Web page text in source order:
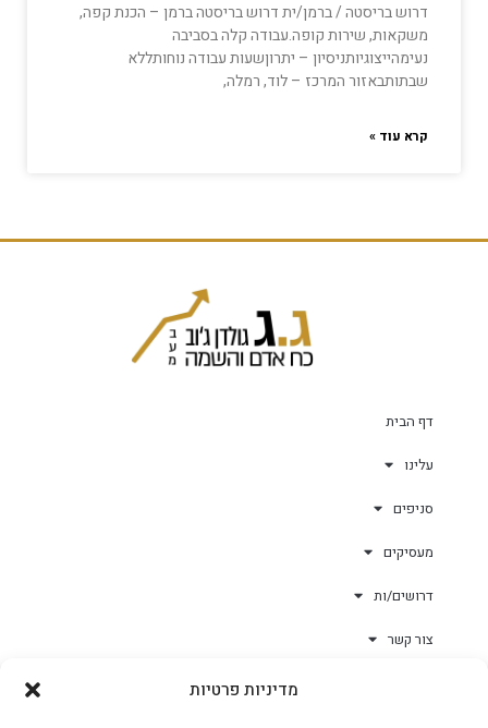
מדיניות פרטיות
דרוש בריסטה / ברמן/ית דרוש בריסטה ברמן – הכנת קפה,
משקאות, שירות קופה.עבודה קלה בסביבה
נעימהייצוגיותניסיון – יתרוןשעות עבודה נוחותללא
שבתותבאזור המרכז – לוד, רמלה,
קרא עוד »
דף הבית
עלינו
סניפים
מעסיקים
דרושים/ות
צור קשר